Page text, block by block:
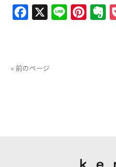
Facebook
X Line
« 前のページ